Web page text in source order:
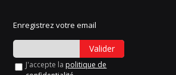
Enregistrez votre email
Valider
J'accepte la politique de